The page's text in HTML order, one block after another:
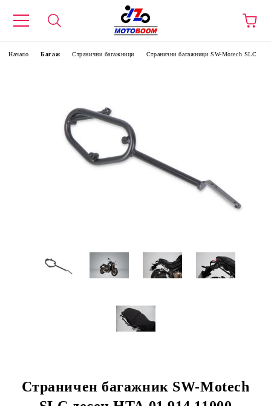
Начало Багаж Странични багажници Странични багажници SW-Motech SLC
Страничен багажник SW-Motech